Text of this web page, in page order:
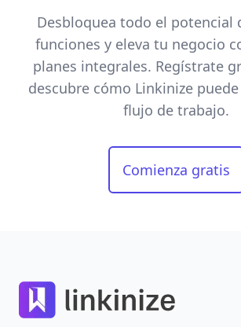
Desbloquea todo el potencial
funciones y eleva tu negocio
planes integrales. Regístrate
descubre cómo Linkinize
flujo de trabajo.
Comienza gratis